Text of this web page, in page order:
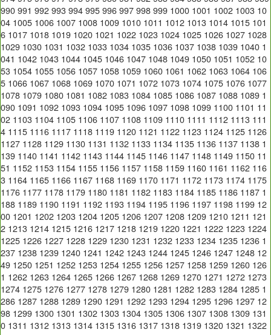
990 991 992 993 994 995 996 997 998 999 1000 1001 1002 1003 10
04 1005 1006 1007 1008 1009 1010 1011 1012 1013 1014 1015 101
6 1017 1018 1019 1020 1021 1022 1023 1024 1025 1026 1027 1028
1029 1030 1031 1032 1033 1034 1035 1036 1037 1038 1039 1040 1
041 1042 1043 1044 1045 1046 1047 1048 1049 1050 1051 1052 10
53 1054 1055 1056 1057 1058 1059 1060 1061 1062 1063 1064 106
5 1066 1067 1068 1069 1070 1071 1072 1073 1074 1075 1076 1077
1078 1079 1080 1081 1082 1083 1084 1085 1086 1087 1088 1089 1
090 1091 1092 1093 1094 1095 1096 1097 1098 1099 1100 1101 11
02 1103 1104 1105 1106 1107 1108 1109 1110 1111 1112 1113 111
4 1115 1116 1117 1118 1119 1120 1121 1122 1123 1124 1125 1126
1127 1128 1129 1130 1131 1132 1133 1134 1135 1136 1137 1138 1
139 1140 1141 1142 1143 1144 1145 1146 1147 1148 1149 1150 11
51 1152 1153 1154 1155 1156 1157 1158 1159 1160 1161 1162 116
3 1164 1165 1166 1167 1168 1169 1170 1171 1172 1173 1174 1175
1176 1177 1178 1179 1180 1181 1182 1183 1184 1185 1186 1187 1
188 1189 1190 1191 1192 1193 1194 1195 1196 1197 1198 1199 12
00 1201 1202 1203 1204 1205 1206 1207 1208 1209 1210 1211 121
2 1213 1214 1215 1216 1217 1218 1219 1220 1221 1222 1223 1224
1225 1226 1227 1228 1229 1230 1231 1232 1233 1234 1235 1236 1
237 1238 1239 1240 1241 1242 1243 1244 1245 1246 1247 1248 12
49 1250 1251 1252 1253 1254 1255 1256 1257 1258 1259 1260 126
1 1262 1263 1264 1265 1266 1267 1268 1269 1270 1271 1272 1273
1274 1275 1276 1277 1278 1279 1280 1281 1282 1283 1284 1285 1
286 1287 1288 1289 1290 1291 1292 1293 1294 1295 1296 1297 12
98 1299 1300 1301 1302 1303 1304 1305 1306 1307 1308 1309 131
0 1311 1312 1313 1314 1315 1316 1317 1318 1319 1320 1321 1322